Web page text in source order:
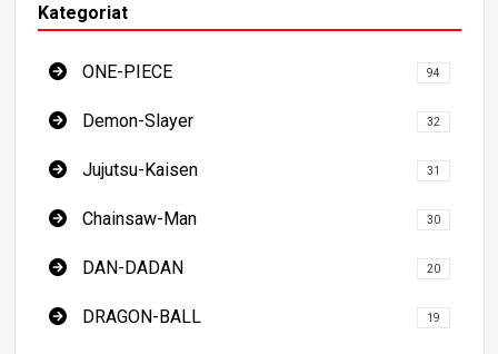
Kategoriat
ONE-PIECE 94
Demon-Slayer 32
Jujutsu-Kaisen 31
Chainsaw-Man 30
DAN-DADAN 20
DRAGON-BALL 19